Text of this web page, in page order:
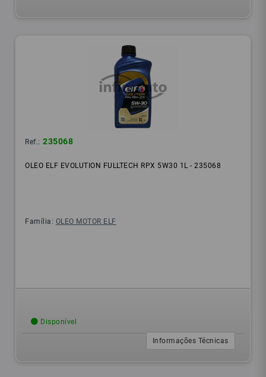
Ref.: 235068
OLEO ELF EVOLUTION FULLTECH RPX 5W30 1L - 235068
Família: OLEO MOTOR ELF
Disponível
Informações Técnicas